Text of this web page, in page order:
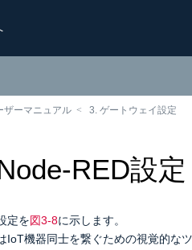
ザーマニュアル 3. ゲートウェイ設定
RED設定
定を図3-8に示します。
IoT機器同士を繋ぐための視覚的なツ